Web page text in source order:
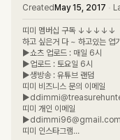
Created May 15, 2017
띠미 멤버십 구독 ↓↓↓↓↓
하고 싶은거 다 ~ 하고있는
▶쇼츠 업로드 : 매일 6시
▶업로드 : 토요일 6시
▶생방송 : 유튜브 랜덤
띠미 비즈니스 문의 이메일
띠미 개인 이메일
▶ddimmi96@gmail.com
띠미 인스타그램